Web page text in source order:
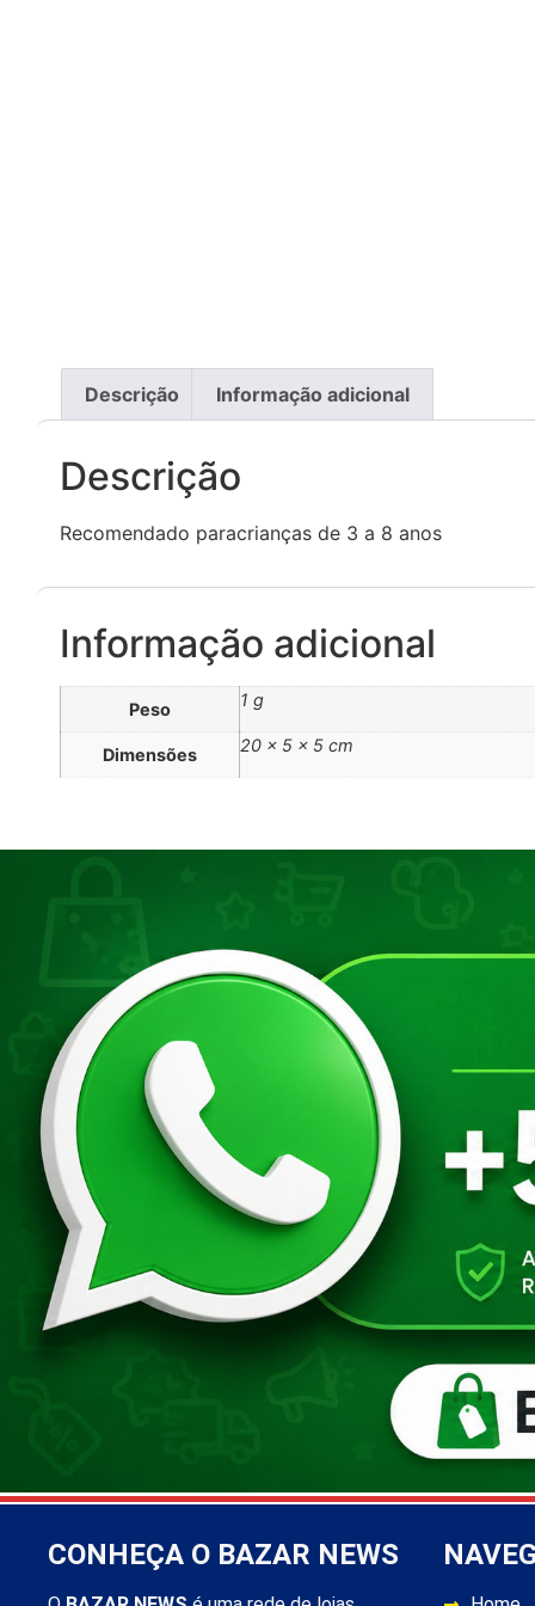
Descrição Informação adicional
Descrição
Recomendado paracrianças de 3 a 8 anos
Informação adicional
Peso 1 g
Dimensões 20 × 5 × 5 cm
CONHEÇA O BAZAR NEWS